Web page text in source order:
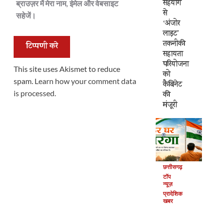
ब्राउज़र में मेरा नाम, ईमेल और वेबसाइट
सहेजें।
This site uses Akismet to reduce
spam. Learn how your comment data
is processed.
सहयोग
से
‘अंजोर
लाइट’
तकनीकी
सहायता
परियोजना
को
कैबिनेट
की
मंजूरी
छत्तीसगढ़
टॉप
न्यूज़
प्रादेशिक
खबर